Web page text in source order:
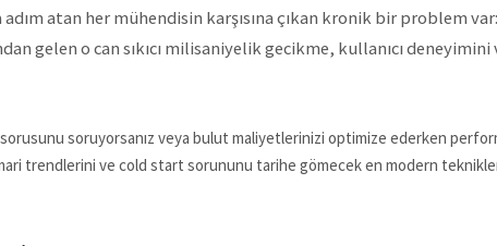
adım atan her mühendisin karşısına çıkan kronik bir problem
gelen o can sıkıcı milisaniyelik gecikme, kullanıcı deneyimini
sorusunu soruyorsanız veya bulut maliyetlerinizi optimize ederken
trendlerini ve cold start sorununu tarihe gömecek en modern